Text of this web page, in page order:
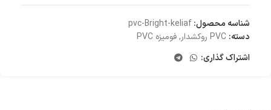
شناسه محصول:pvc-Bright-keliaf
دسته: PVC روکشدار ,فومیزه PVC
اشتراک گذاری: